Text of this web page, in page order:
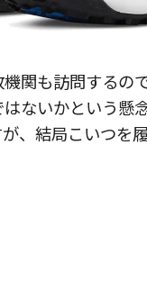
関も訪問するの
ないかという懸
、結局こいつを